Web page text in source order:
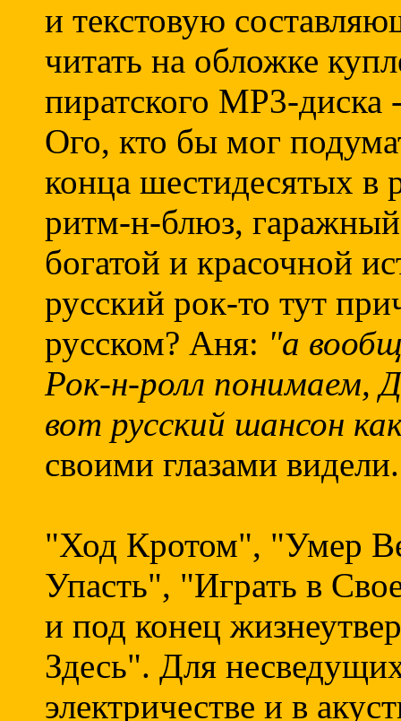
и текстовую
читать на обложке
пиратского МР3-диска
Ого, кто бы мог
конца шестидесятых в
ритм-н-блюз,
богатой и красочной
русский рок-то тут
русском? Аня: "а
Рок-н-ролл понимаем,
вот русский шансон
своими глазами
"Ход Кротом", "Умер
Упасть", "Играть в
и под конец
Здесь". Для
электричестве и в